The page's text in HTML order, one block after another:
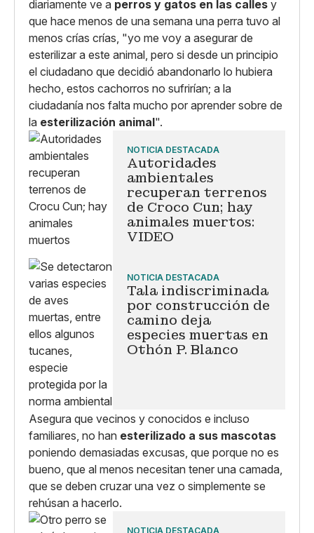
diariamente ve a perros y gatos en las calles y
que hace menos de una semana una perra tuvo al
menos crías crías, "yo me voy a asegurar de
esterilizar a este animal, pero si desde un principio
el ciudadano que decidió abandonarlo lo hubiera
hecho, estos cachorros no sufrirían; a la
ciudadanía nos falta mucho por aprender sobre de
la esterilización animal".
NOTICIA DESTACADA
Autoridades
ambientales
recuperan terrenos
de Croco Cun; hay
animales muertos:
VIDEO
NOTICIA DESTACADA
Tala indiscriminada
por construcción de
camino deja
especies muertas en
Othón P. Blanco
Asegura que vecinos y conocidos e incluso
familiares, no han esterilizado a sus mascotas
poniendo demasiadas excusas, que porque no es
bueno, que al menos necesitan tener una camada,
que se deben cruzar una vez o simplemente se
rehúsan a hacerlo.
NOTICIA DESTACADA